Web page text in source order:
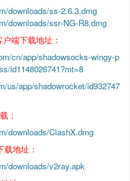
downloads/ss-2.6.3.dmg
downloads/ssr-NG-R8.dmg
端下载地址：
cn/app/shadowsocks-wingy-p
id1148026741?mt=8
us/app/shadowrocket/id932747
：
downloads/ClashX.dmg
地址：
downloads/v2ray.apk